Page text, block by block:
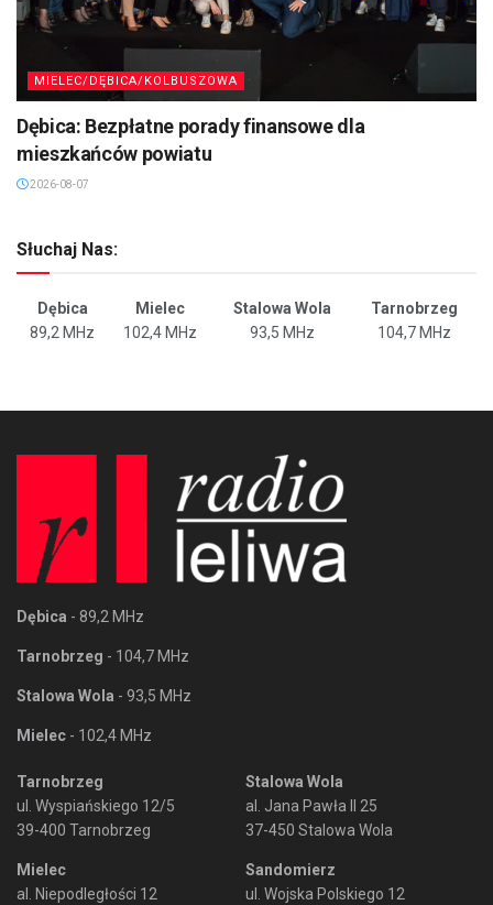
MIELEC/DĘBICA/KOLBUSZOWA
Dębica: Bezpłatne porady finansowe dla
mieszkańców powiatu
2026-08-07
Słuchaj Nas:
Dębica Mielec Stalowa Wola
Tarnobrzeg
89,2 MHz
102,4 MHz 93,5 MHz 104,7 MHz
Dębica - 89,2 MHz
Tarnobrzeg - 104,7 MHz
Stalowa Wola - 93,5 MHz
Mielec - 102,4 MHz
Tarnobrzeg
ul. Wyspiańskiego 12/5
39-400 Tarnobrzeg
Mielec
al. Niepodległości 12
Stalowa Wola
al. Jana Pawła II 25
37-450 Stalowa Wola
Sandomierz
ul. Wojska Polskiego 12